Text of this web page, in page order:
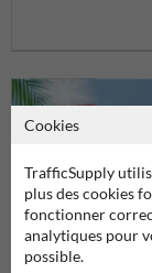
Poser votre
Cookies
TrafficSupply
plus des cookies
fonctionner
analytiques pour
possible.